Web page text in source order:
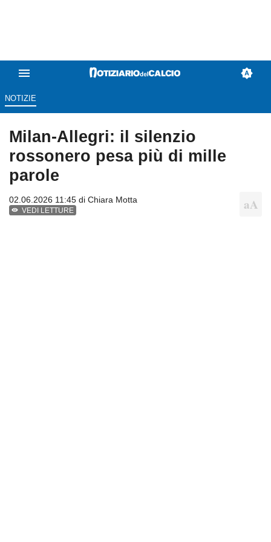
NOTIZIE
Milan-Allegri: il silenzio
rossonero pesa più di mille
parole
02.06.2026 11:45 di Chiara Motta
VEDI LETTURE